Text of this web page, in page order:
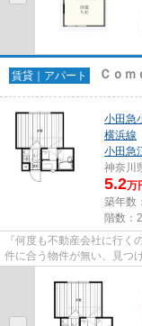
賃貸｜アパート Ｃｏ
小田急
横浜線
小田急
神奈川
5.2万
築年数
階数：
『何度も不動産会社に行
件に合う物件が無い、見つ